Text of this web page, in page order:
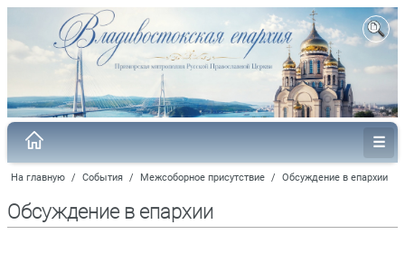
На главную / События / Межсоборное присутствие / Обсуждение в епархии
Обсуждение в епархии